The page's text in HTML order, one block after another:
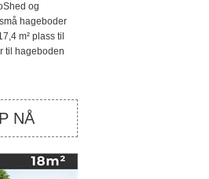
og
hageboder
m² plass til
til hageboden
NÅ